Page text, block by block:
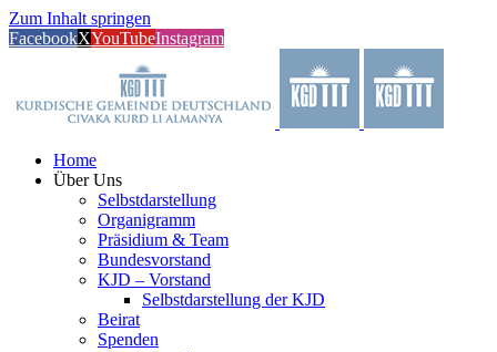
Zum Inhalt springen
FacebookXYouTubeInstagram
Home
Über Uns
Selbstdarstellung
Organigramm
Präsidium & Team
Bundesvorstand
KJD – Vorstand
Selbstdarstellung der KJD
Beirat
Spenden